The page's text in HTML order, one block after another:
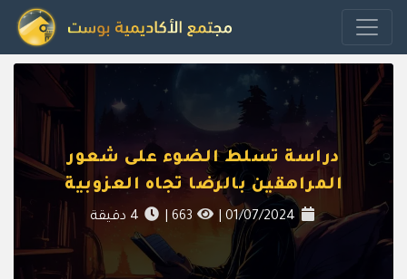
دراسة تسلط الضوء على شعور
المراهقين بالرضا تجاه العزوبية
01/07/2024
4 دقيقة